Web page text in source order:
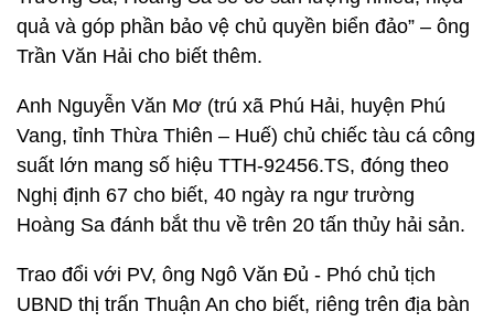
quả và góp phần bảo vệ chủ quyền biển đảo” – ông
Trần Văn Hải cho biết thêm.
Anh Nguyễn Văn Mơ (trú xã Phú Hải, huyện Phú
Vang, tỉnh Thừa Thiên – Huế) chủ chiếc tàu cá công
suất lớn mang số hiệu TTH-92456.TS, đóng theo
Nghị định 67 cho biết, 40 ngày ra ngư trường
Hoàng Sa đánh bắt thu về trên 20 tấn thủy hải sản.
Trao đổi với PV, ông Ngô Văn Đủ - Phó chủ tịch
UBND thị trấn Thuận An cho biết, riêng trên địa bàn